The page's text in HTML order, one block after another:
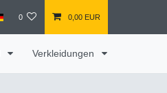
0 0,00 EUR
Verkleidungen